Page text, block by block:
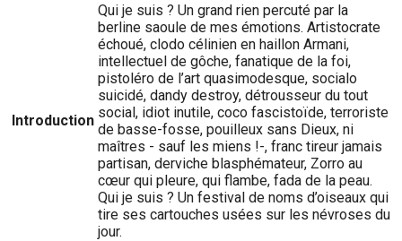
Introduction
Qui je suis ? Un grand rien percuté par la
berline saoule de mes émotions. Artistocrate
échoué, clodo célinien en haillon Armani,
intellectuel de gôche, fanatique de la foi,
pistoléro de l’art quasimodesque, socialo
suicidé, dandy destroy, détrousseur du tout
social, idiot inutile, coco fascistoïde, terroriste
de basse-fosse, pouilleux sans Dieux, ni
maîtres - sauf les miens !-, franc tireur jamais
partisan, derviche blasphémateur, Zorro au
cœur qui pleure, qui flambe, fada de la peau.
Qui je suis ? Un festival de noms d’oiseaux qui
tire ses cartouches usées sur les névroses du
jour.